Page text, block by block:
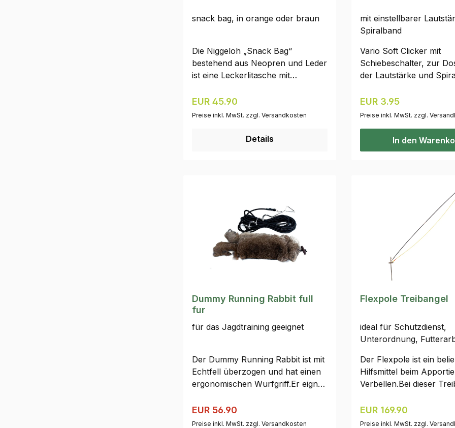
Kunststoffoberfläche
guten Griff! Das soll sie
Die Leine soll sich beim
Hinterherziehen nicht in
oder ähnlichem
snack bag, in orange oder braun
Die Niggeloh „Snack Bag“
bestehend aus Neopren und Leder
ist eine Leckerlitasche mit
gefüllt werden kann. Die Tasche
kann am Gürtel angebracht
zu reinigen. Eine Kordel am Beutel,
Regulärer Preis:
EUR 45.90
Preise inkl. MwSt. zzgl. Versandkosten
Details
mit einstellbarer
Spiralband
Vario Soft Clicker mit
Schiebeschalter, zur
der Lautstärke und
cm Bitte beachten: Die
variieren.
Regulärer Preis:
EUR 3.95
Preise inkl. MwSt. zzgl.
In den
Dummy Running Rabbit full
fur
für das Jagdtraining geeignet
Der Dummy Running Rabbit ist mit
Echtfell überzogen und hat einen
ergonomischen Wurfgriff.Er eignet
Training und auch für das
Standruhetraining.Verwendbar mit
Verkaufspreis:
EUR 56.90
Preise inkl. MwSt. zzgl. Versandkosten
Flexpole Treibangel
ideal für Schutzdienst,
Unterordnung,
Der Flexpole ist ein
Hilfsmittel beim
Verbellen.Bei dieser
Ring befestigt. Diese
einen flexiblen Stab
Regulärer Preis:
EUR 169.90
Preise inkl. MwSt. zzgl.